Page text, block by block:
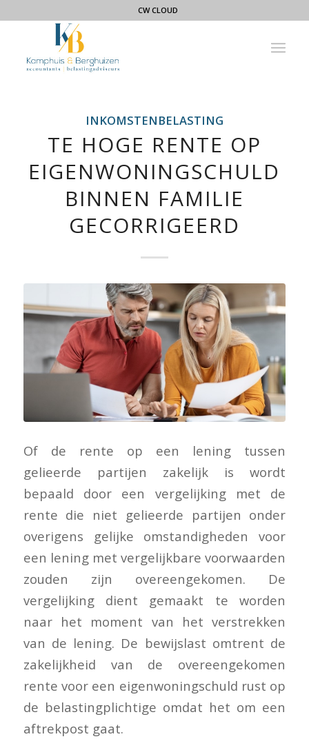
CW CLOUD
INKOMSTENBELASTING
TE HOGE RENTE OP
EIGENWONINGSCHULD
BINNEN FAMILIE
GECORRIGEERD
Of de rente op een lening tussen
gelieerde partijen zakelijk is wordt
bepaald door een vergelijking met de
rente die niet gelieerde partijen onder
overigens gelijke omstandigheden voor
een lening met vergelijkbare voorwaarden
zouden zijn overeengekomen. De
vergelijking dient gemaakt te worden
naar het moment van het verstrekken
van de lening. De bewijslast omtrent de
zakelijkheid van de overeengekomen
rente voor een eigenwoningschuld rust op
de belastingplichtige omdat het om een
aftrekpost gaat.